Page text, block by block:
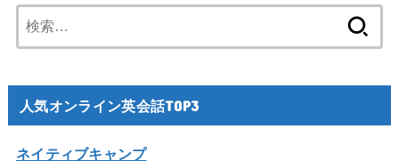
索:
人気オンライン英会話TOP3
ネイティブキャンプ